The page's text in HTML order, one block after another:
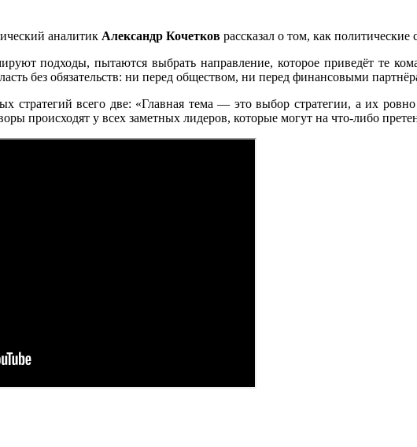
аналитик Александр Кочетков рассказал о том, как
подходы, пытаются выбрать направление, которое приведёт те
без обязательств: ни перед обществом, ни перед финансовыми
стратегий всего две: «Главная тема — это выбор стратегии, а их
происходят у всех заметных лидеров, которые могут на что-либо